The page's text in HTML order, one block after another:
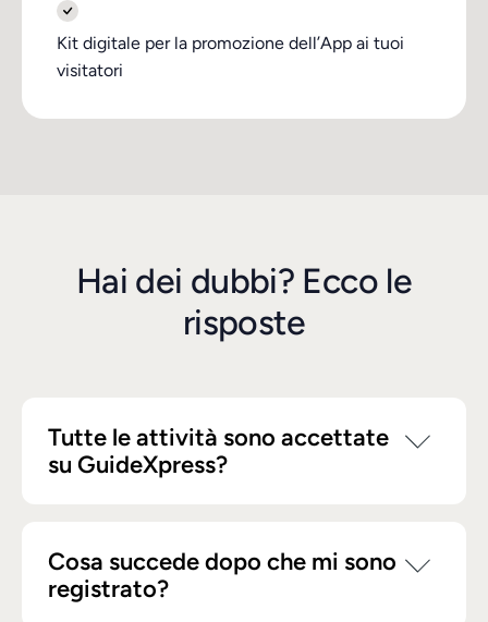
Kit digitale per la promozione dell’App ai tuoi
visitatori
Hai dei dubbi? Ecco le
risposte
Tutte le attività sono accettate
su GuideXpress?
nostro team seleziona solo le attività che
rispettano i criteri di qualità e rilevanza stabiliti da
Cosa succede dopo che mi sono
registrato?